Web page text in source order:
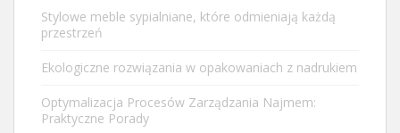
Stylowe meble sypialniane, które odmieniają każdą
przestrzeń
Ekologiczne rozwiązania w opakowaniach z nadrukiem
Optymalizacja Procesów Zarządzania Najmem:
Praktyczne Porady